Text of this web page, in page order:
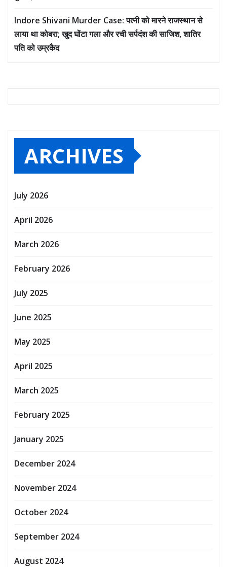
Indore Shivani Murder Case: पत्नी को मारने राजस्थान से
लाया था कोबरा; खुद घोंटा गला और रची सर्पदंश की साजिश, शातिर
पति को उम्रकैद
ARCHIVES
July 2026
April 2026
March 2026
February 2026
July 2025
June 2025
May 2025
April 2025
March 2025
February 2025
January 2025
December 2024
November 2024
October 2024
September 2024
August 2024